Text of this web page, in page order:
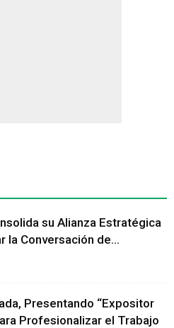
su Alianza Estratégica
la Conversación de...
Presentando “Expositor
Profesionalizar el Trabajo